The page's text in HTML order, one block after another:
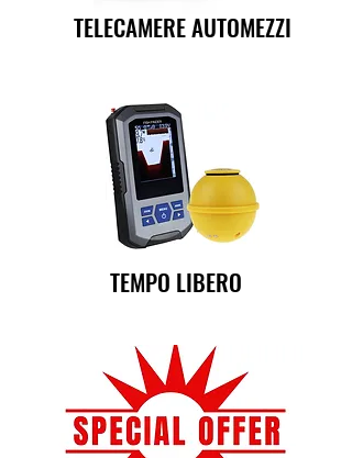
TELECAMERE AUTOMEZZI
TEMPO LIBERO